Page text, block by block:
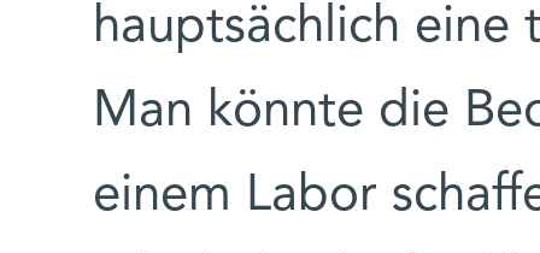
hauptsächlich eine
Man könnte die
einem Labor